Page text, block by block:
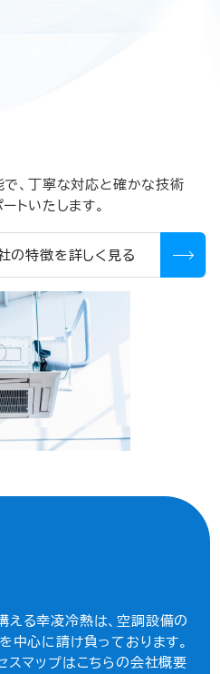
、丁寧な対応と確かな技術
トいたします。
の特徴を詳しく見る
る幸凌冷熱は、空調設備の
中心に請け負っております。
スマップはこちらの会社概要